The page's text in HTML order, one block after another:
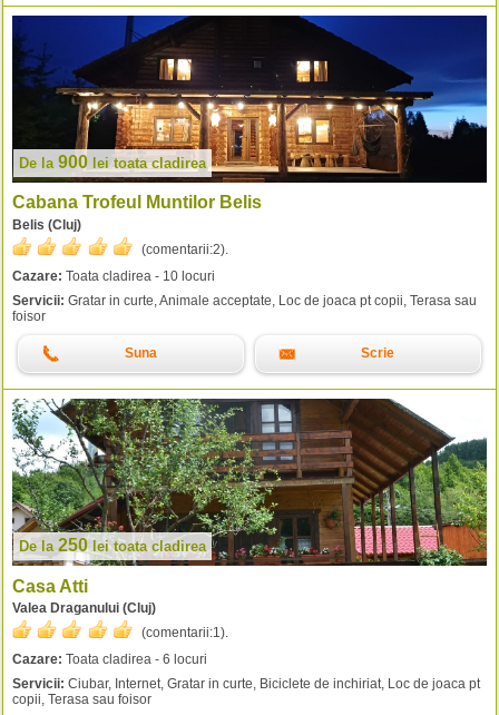
De la 900 lei toata cladirea
Cabana Trofeul Muntilor Belis
Belis (Cluj)
(comentarii:2).
Cazare: Toata cladirea - 10 locuri
Servicii: Gratar in curte, Animale acceptate, Loc de joaca pt copii, Terasa sau
foisor
Suna Scrie
De la 250 lei toata cladirea
Casa Atti
Valea Draganului (Cluj)
(comentarii:1).
Cazare: Toata cladirea - 6 locuri
Servicii: Ciubar, Internet, Gratar in curte, Biciclete de inchiriat, Loc de joaca pt
copii, Terasa sau foisor